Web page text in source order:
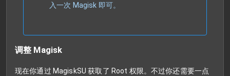
入一次 Magisk 即可。
调整 Magisk
现在你通过 MagiskSU 获取了 Root 权限。不过你还需要一点